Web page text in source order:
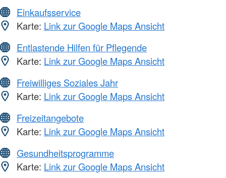
Einkaufsservice
Karte: Link zur Google Maps Ansicht
Entlastende Hilfen für Pflegende
Karte: Link zur Google Maps Ansicht
Freiwilliges Soziales Jahr
Karte: Link zur Google Maps Ansicht
Freizeitangebote
Karte: Link zur Google Maps Ansicht
Gesundheitsprogramme
Karte: Link zur Google Maps Ansicht